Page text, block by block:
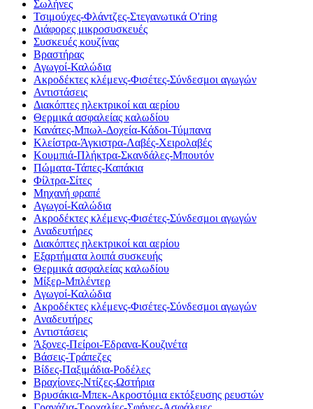
Σωλήνες
Τσιμούχες-Φλάντζες-Στεγανωτικά O'ring
Διάφορες μικροσυσκευές
Συσκευές κουζίνας
Βραστήρας
Αγωγοί-Καλώδια
Ακροδέκτες κλέμενς-Φισέτες-Σύνδεσμοι αγωγών
Αντιστάσεις
Διακόπτες ηλεκτρικοί και αερίου
Θερμικά ασφαλείας καλωδίου
Κανάτες-Μπωλ-Δοχεία-Κάδοι-Τύμπανα
Κλείστρα-Άγκιστρα-Λαβές-Χειρολαβές
Κουμπιά-Πλήκτρα-Σκανδάλες-Μπουτόν
Πώματα-Τάπες-Καπάκια
Φίλτρα-Σίτες
Μηχανή φραπέ
Αγωγοί-Καλώδια
Ακροδέκτες κλέμενς-Φισέτες-Σύνδεσμοι αγωγών
Αναδευτήρες
Διακόπτες ηλεκτρικοί και αερίου
Εξαρτήματα λοιπά συσκευής
Θερμικά ασφαλείας καλωδίου
Μίξερ-Μπλέντερ
Αγωγοί-Καλώδια
Ακροδέκτες κλέμενς-Φισέτες-Σύνδεσμοι αγωγών
Αναδευτήρες
Αντιστάσεις
Άξονες-Πείροι-Έδρανα-Κουζινέτα
Βάσεις-Τράπεζες
Βίδες-Παξιμάδια-Ροδέλες
Βραχίονες-Ντίζες-Ωστήρια
Βρυσάκια-Μπεκ-Ακροστόμια εκτόξευσης ρευστών